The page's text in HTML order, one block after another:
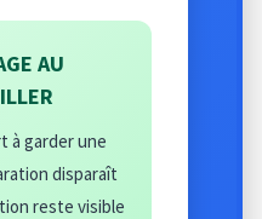
AU
à garder une
disparaît
reste visible